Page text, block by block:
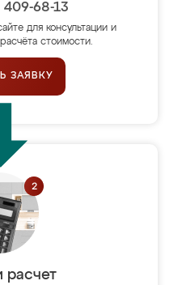
68-13
для консультации и
стоимости.
ЗАЯВКУ
расчет